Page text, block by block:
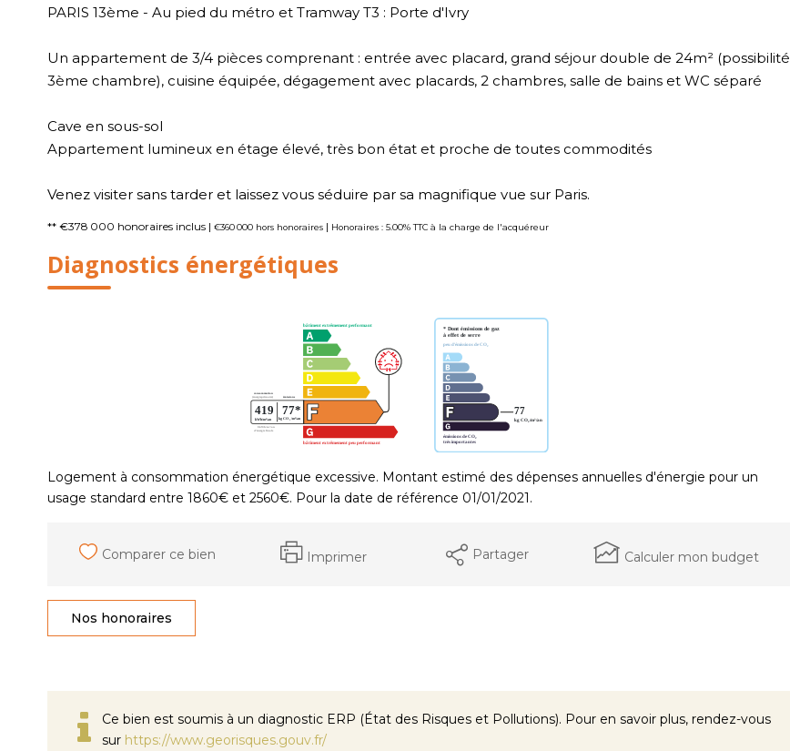
PARIS 13ème - Au pied du métro et Tramway T3 : Porte d'Ivry
Un appartement de 3/4 pièces comprenant : entrée avec placard, grand séjour double de 24m² (possibilité
3ème chambre), cuisine équipée, dégagement avec placards, 2 chambres, salle de bains et WC séparé
Cave en sous-sol
Appartement lumineux en étage élevé, très bon état et proche de toutes commodités
Venez visiter sans tarder et laissez vous séduire par sa magnifique vue sur Paris.
** €378 000 honoraires inclus | €360 000 hors honoraires | Honoraires : 5.00% TTC à la charge de l'acquéreur
Diagnostics énergétiques
Logement à consommation énergétique excessive. Montant estimé des dépenses annuelles d'énergie pour un
usage standard entre 1860€ et 2560€. Pour la date de référence 01/01/2021.
Comparer ce bien Imprimer Partager Calculer mon budget
Nos honoraires
Ce bien est soumis à un diagnostic ERP (État des Risques et Pollutions). Pour en savoir plus, rendez-vous
sur https://www.georisques.gouv.fr/